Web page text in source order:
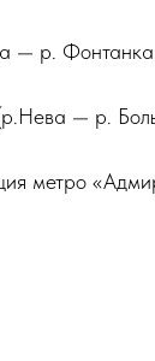
— р.
— р.
метро